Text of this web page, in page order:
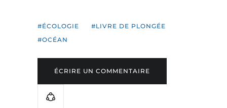
ÉCOLOGIE
LIVRE DE PLONGÉE
OCÉAN
ÉCRIRE UN COMMENTAIRE